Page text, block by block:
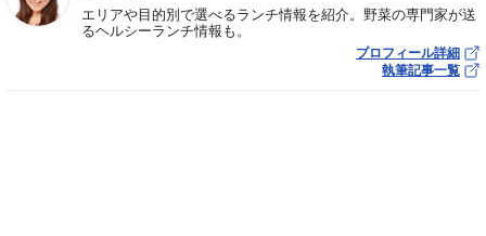
エリアや目的別で選べるランチ情報を紹介。野菜の専門家が送
るヘルシーランチ情報も。
プロフィール詳細
執筆記事一覧